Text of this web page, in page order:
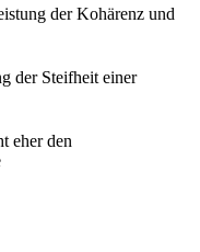
der Kohärenz und
der Steifheit einer
eher den